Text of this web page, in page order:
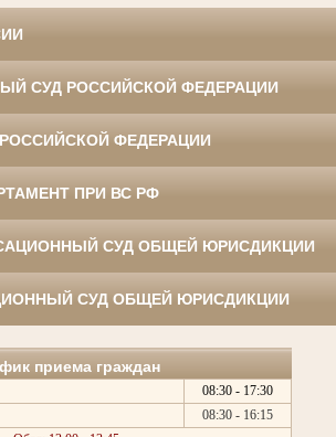
СУД РОССИЙСКОЙ ФЕДЕРАЦИИ
ФЕДЕРАЦИИ
ПРИ ВС РФ
СУД ОБЩЕЙ ЮРИСДИКЦИИ
СУД ОБЩЕЙ ЮРИСДИКЦИИ
приема граждан
08:30 - 17:30
08:30 - 16:15